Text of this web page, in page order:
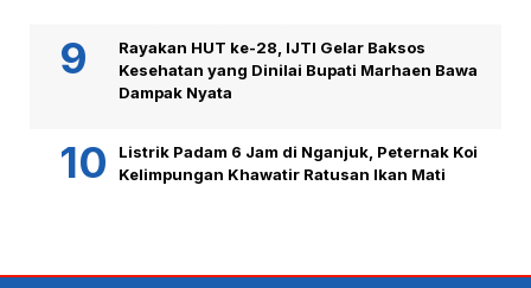
Rayakan HUT ke-28, IJTI Gelar Baksos
Kesehatan yang Dinilai Bupati Marhaen Bawa
Dampak Nyata
Listrik Padam 6 Jam di Nganjuk, Peternak Koi
Kelimpungan Khawatir Ratusan Ikan Mati